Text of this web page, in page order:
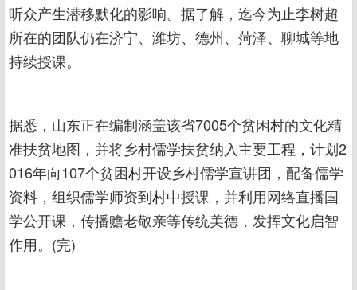
听众产生潜移默化的影响。据了解，迄今为止李树超
所在的团队仍在济宁、潍坊、德州、菏泽、聊城等地
持续授课。
据悉，山东正在编制涵盖该省7005个贫困村的文化精
准扶贫地图，并将乡村儒学扶贫纳入主要工程，计划2
016年向107个贫困村开设乡村儒学宣讲团，配备儒学
资料，组织儒学师资到村中授课，并利用网络直播国
学公开课，传播赡老敬亲等传统美德，发挥文化启智
作用。(完)